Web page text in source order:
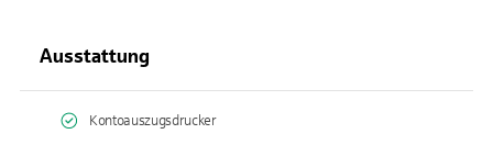
Ausstattung
Kontoauszugsdrucker